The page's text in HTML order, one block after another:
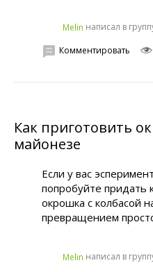
Melin написал в
Комментировать
Как приготовить
майонезе
Если у вас
попробуйте придать
окрошка с колбасой
превращением
Melin написал в